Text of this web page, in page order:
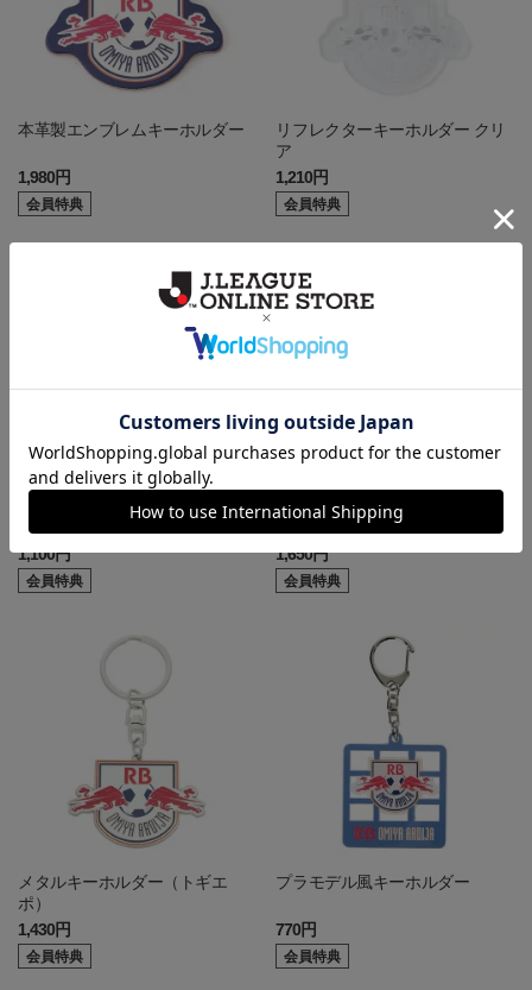
本革製エンブレムキーホルダー
1,980円
会員特典
リフレクターキーホルダー クリ
ア
1,210円
会員特典
[チームバス] クッションキーホ
ルダー
1,100円
会員特典
[チームバス] メッキキーホルダ
1,650円
会員特典
メタルキーホルダー（トギエ
ポ）
1,430円
会員特典
プラモデル風キーホルダー
770円
会員特典